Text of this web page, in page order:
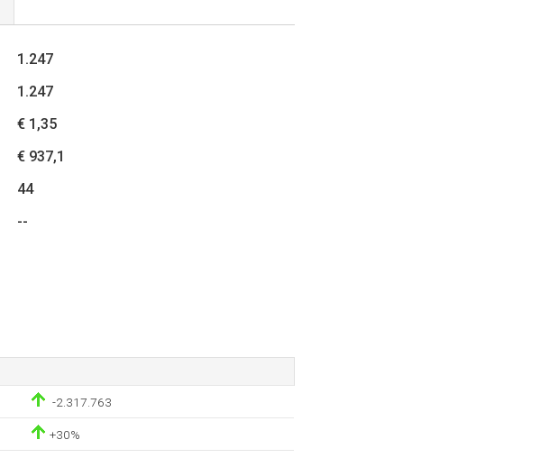
1.247
1.247
€ 1,35
€ 937,1
44
--
-2.317.763
+30%